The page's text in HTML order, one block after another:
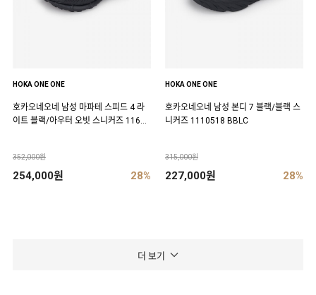
HOKA ONE ONE
호카오네오네 남성 마파테 스피드 4 라
이트 블랙/아우터 오빗 스니커즈 11684
352,000원
254,000원 28%
HOKA ONE ONE
호카오네오네 남성 본디 7 블랙/블랙 스
니커즈 1110518 BBLC
315,000원
227,000원 28%
더 보기